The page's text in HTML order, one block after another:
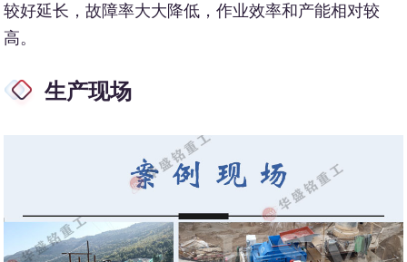
较好延长，故障率大大降低，作业效率和产能相对较
高。
生产现场